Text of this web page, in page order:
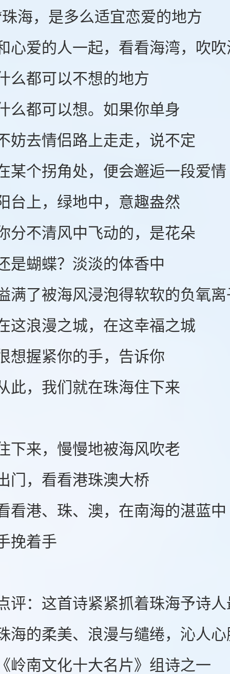
，是多么适宜恋爱的地方
的人一起，看看海湾，吹吹
可以不想的地方
可以想。如果你单身
情侣路上走走，说不定
拐角处，便会邂逅一段爱情
，绿地中，意趣盎然
清风中飞动的，是花朵
蝶？淡淡的体香中
被海风浸泡得软软的负氧离
漫之城，在这幸福之城
紧你的手，告诉你
我们就在珠海住下来
，慢慢地被海风吹老
看看港珠澳大桥
、珠、澳，在南海的湛蓝中
着手
这首诗紧紧抓着珠海予诗人
海的柔美、浪漫与缱绻，沁人
文化十大名片》组诗之一